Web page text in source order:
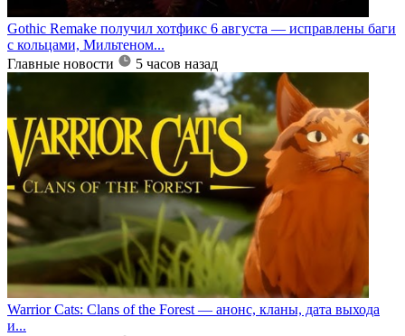
Gothic Remake получил хотфикс 6 августа — исправлены баги
с кольцами, Мильтеном...
Главные новости
5 часов назад
Warrior Cats: Clans of the Forest — анонс, кланы, дата выхода
и...